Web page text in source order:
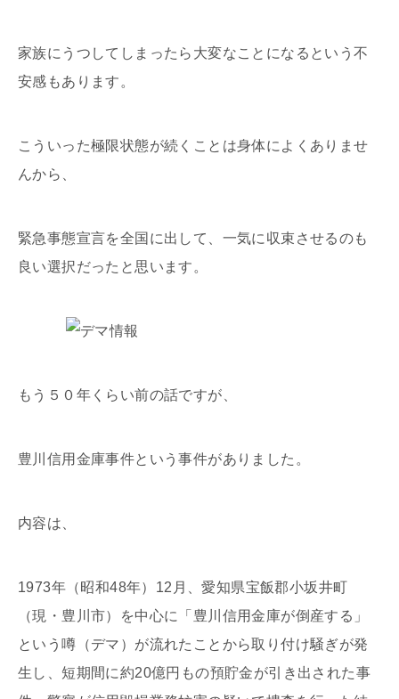
家族にうつしてしまったら大変なことになるという不
安感もあります。
こういった極限状態が続くことは身体によくありませ
んから、
緊急事態宣言を全国に出して、一気に収束させるのも
良い選択だったと思います。
もう５０年くらい前の話ですが、
豊川信用金庫事件という事件がありました。
内容は、
1973年（昭和48年）12月、愛知県宝飯郡小坂井町
（現・豊川市）を中心に「豊川信用金庫が倒産する」
という噂（デマ）が流れたことから取り付け騒ぎが発
生し、短期間に約20億円もの預貯金が引き出された事